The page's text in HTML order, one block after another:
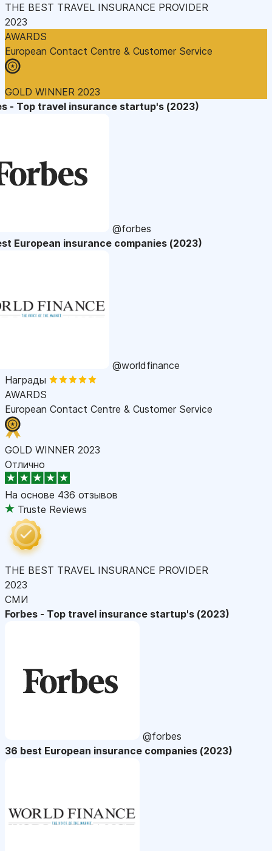
THE BEST TRAVEL INSURANCE PROVIDER
2023
AWARDS
European Contact Centre & Customer Service
GOLD WINNER 2023
- Top travel insurance startup's (2023)
@forbes
European insurance companies (2023)
@worldfinance
Награды
AWARDS
European Contact Centre & Customer Service
GOLD WINNER 2023
Отлично
На основе 436 отзывов
Truste Reviews
THE BEST TRAVEL INSURANCE PROVIDER
2023
СМИ
Forbes - Top travel insurance startup's (2023)
@forbes
36 best European insurance companies (2023)